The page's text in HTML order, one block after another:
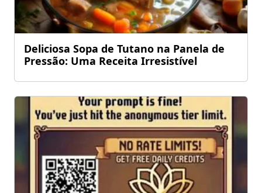
Deliciosa Sopa de Tutano na Panela de
Pressão: Uma Receita Irresistível